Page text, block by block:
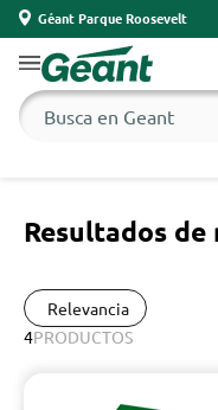
Géant Parque Roosevelt
Resultados de
Relevancia
4PRODUCTOS